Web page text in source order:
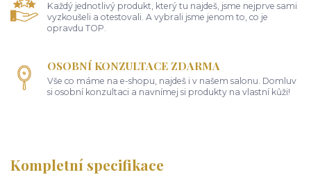
Každý jednotlivý produkt, který tu najdeš, jsme nejprve sami
vyzkoušeli a otestovali. A vybrali jsme jenom to, co je
opravdu TOP.
OSOBNÍ KONZULTACE ZDARMA
Vše co máme na e-shopu, najdeš i v našem salonu. Domluv
si osobní konzultaci a navnímej si produkty na vlastní kůži!
Kompletní specifikace